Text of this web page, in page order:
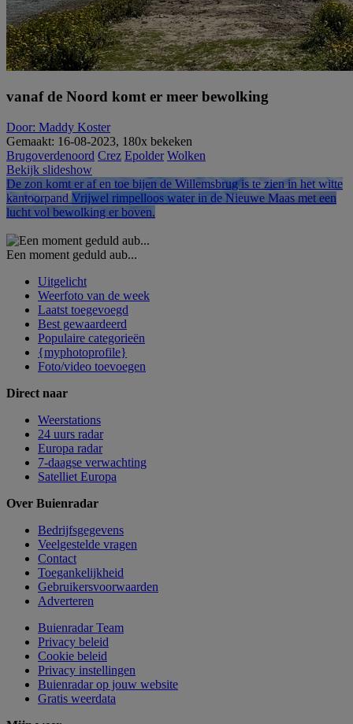
vanaf de Noord komt er meer bewolking
Door: Maddy Koster
Gemaakt: 16-08-2023, 180x bekeken
Brugoverdenoord Crez Epolder Wolken
Bekijk slideshow
De zon komt er af en toe bijen de Willemsbrug is te zien in het witte
kantoorpandVrijwel rimpelloos water in de Nieuwe Maas met een
lucht vol bewolking er boven.
Een moment geduld aub...
Uitgelicht
Weerfoto van de week
Laatst toegevoegd
Best gewaardeerd
Populaire categorieën
{myphotoprofile}
Foto/video toevoegen
Direct naar
Weerstations
24 uurs radar
Europa radar
7-daagse verwachting
Satelliet Europa
Over Buienradar
Bedrijfsgegevens
Veelgestelde vragen
Contact
Toegankelijkheid
Gebruikersvoorwaarden
Adverteren
Buienradar Team
Privacy beleid
Cookie beleid
Privacy instellingen
Buienradar op jouw website
Gratis weerdata